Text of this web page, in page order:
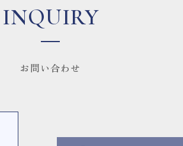
INQUIRY
お問い合わせ